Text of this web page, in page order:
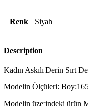
Renk Siyah
Description
Kadın Askılı Derin Sırt
Modelin Ölçüleri:
Modelin üzerindeki ürün